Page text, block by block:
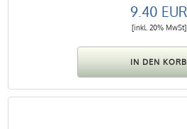
9.40 EUR
[inkl. 20% MwSt]